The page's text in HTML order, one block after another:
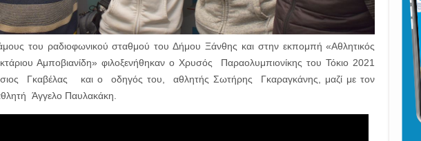
του ραδιοφωνικού σταθμού του Δήμου Ξάνθης και στην εκπομπή «Αθλητικός
Αμποβιανίδη» φιλοξενήθηκαν ο Χρυσός Παραολυμπιονίκης του Τόκιο 2021
Γκαβέλας και ο οδηγός του, αθλητής Σωτήρης Γκαραγκάνης, μαζί με τον
Άγγελο Παυλακάκη.